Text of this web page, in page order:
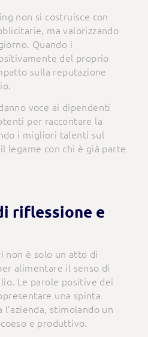
non si costruisce con
ma valorizzando
Quando i
del proprio
sulla reputazione
voce ai dipendenti
per raccontare la
i migliori talenti sul
legame con chi è già parte
riflessione e
non è solo un atto di
alimentare il senso di
Le parole positive dei
una spinta
stimolando un
e produttivo.